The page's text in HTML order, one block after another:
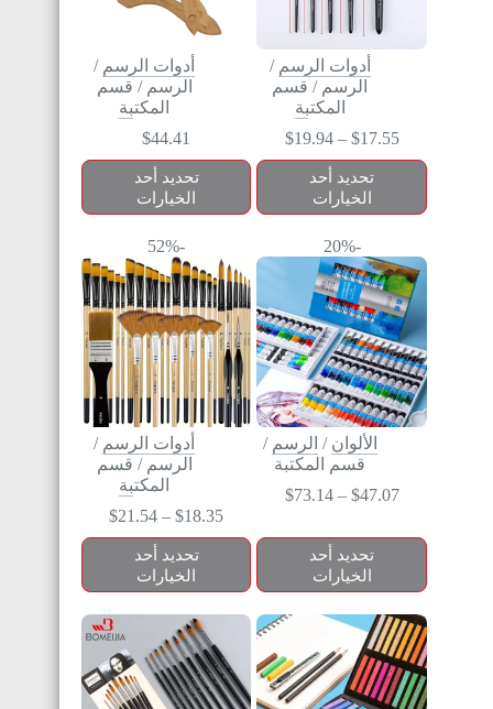
أدوات الرسم /
الرسم / قسم
المكتبة
$17.55
–
$19.94
تحديد أحد
الخيارات
أدوات الرسم /
الرسم / قسم
المكتبة
$44.41
تحديد أحد
الخيارات
-20%
الألوان / الرسم /
قسم المكتبة
$47.07
–
$73.14
تحديد أحد
الخيارات
-52%
أدوات الرسم /
الرسم / قسم
المكتبة
$18.35
–
$21.54
تحديد أحد
الخيارات